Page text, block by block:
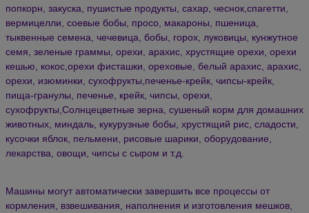
попкорн, закуска, пушистые продукты, сахар, чеснок, спагетти,
вермицелли, соевые бобы, просо, макароны, пшеница,
тыквенные семена, чечевица, бобы, горох, луковицы, кунжутное
семя, зеленые граммы, орехи, арахис, хрустящие орехи, орехи
кешью, кокос,орехи фисташки, ореховые, белый арахис, арахис,
орехи, изюминки, сухофрукты, печенье-крейк, чипсы-крейк,
пища-гранулы, печенье, крейк, чипсы, орехи,
сухофрукты, Солнцецветные зерна, сушеный корм для домашних
животных, миндаль, кукурузные бобы, хрустящий рис, сладости,
кусочки яблок, пельмени, рисовые шарики, оборудование,
лекарства, овощи, чипсы с сыром и т.д.
Машины могут автоматически завершить все процессы от
кормления, взвешивания, наполнения и изготовления мешков,